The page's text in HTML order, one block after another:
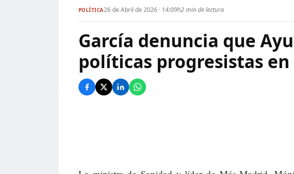
POLÍTICA26 de Abril de 2026 · 14:09h2 min de lectura
García denuncia que
políticas progresistas